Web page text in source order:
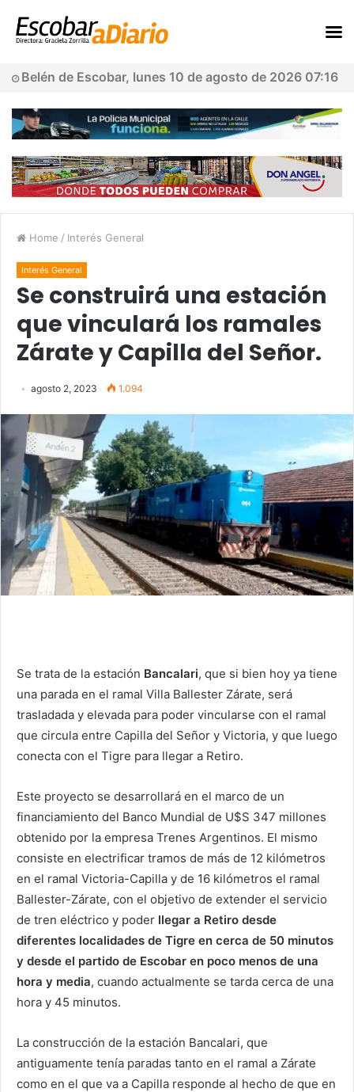
Belén de Escobar, lunes 10 de agosto de 2026 07:16
Home / Interés General
Interés General
Se construirá una estación
que vinculará los ramales
Zárate y Capilla del Señor.
agosto 2, 2023 1.094
Se trata de la estación Bancalari, que si bien hoy ya tiene
una parada en el ramal Villa Ballester Zárate, será
trasladada y elevada para poder vincularse con el ramal
que circula entre Capilla del Señor y Victoria, y que luego
conecta con el Tigre para llegar a Retiro.
Este proyecto se desarrollará en el marco de un
financiamiento del Banco Mundial de U$S 347 millones
obtenido por la empresa Trenes Argentinos. El mismo
consiste en electrificar tramos de más de 12 kilómetros
en el ramal Victoria-Capilla y de 16 kilómetros el ramal
Ballester-Zárate, con el objetivo de extender el servicio
de tren eléctrico y poder llegar a Retiro desde
diferentes localidades de Tigre en cerca de 50 minutos
y desde el partido de Escobar en poco menos de una
hora y media, cuando actualmente se tarda cerca de una
hora y 45 minutos.
La construcción de la estación Bancalari, que
antiguamente tenía paradas tanto en el ramal a Zárate
como en el que va a Capilla responde al hecho de que en